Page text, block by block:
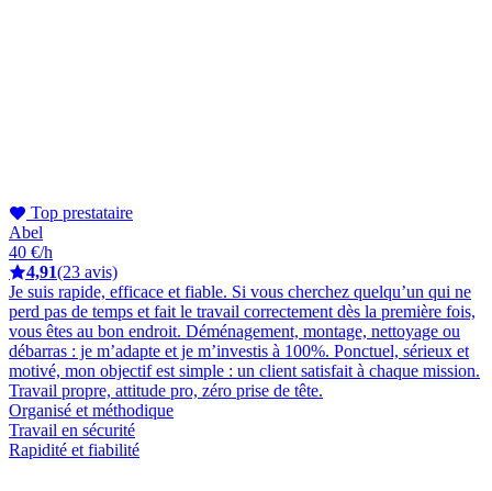
Top prestataire
Abel
40 €/h
4,91(23 avis)
Je suis rapide, efficace et fiable. Si vous cherchez quelqu’un qui ne
perd pas de temps et fait le travail correctement dès la première fois,
vous êtes au bon endroit. Déménagement, montage, nettoyage ou
débarras : je m’adapte et je m’investis à 100%. Ponctuel, sérieux et
motivé, mon objectif est simple : un client satisfait à chaque mission.
Travail propre, attitude pro, zéro prise de tête.
Organisé et méthodique
Travail en sécurité
Rapidité et fiabilité